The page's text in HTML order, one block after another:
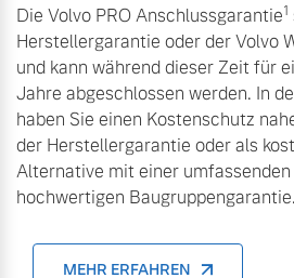
Die Volvo PRO Anschlussgarantie1
Herstellergarantie oder der Volvo
und kann während dieser Zeit für
Jahre abgeschlossen werden. In
haben Sie einen Kostenschutz
der Herstellergarantie oder als
Alternative mit einer
hochwertigen Baugruppengarantie.
MEHR ERFAHREN